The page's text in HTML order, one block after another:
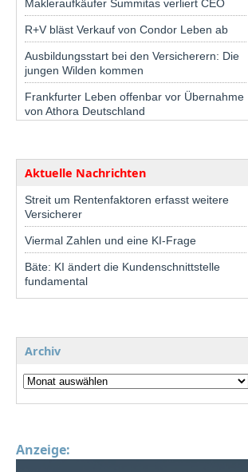
Makleraufkäufer Summitas verliert CEO
R+V bläst Verkauf von Condor Leben ab
Ausbildungsstart bei den Versicherern: Die
jungen Wilden kommen
Frankfurter Leben offenbar vor Übernahme
von Athora Deutschland
Aktuelle Nachrichten
Streit um Rentenfaktoren erfasst weitere
Versicherer
Viermal Zahlen und eine KI-Frage
Bäte: KI ändert die Kundenschnittstelle
fundamental
Archiv
Anzeige: